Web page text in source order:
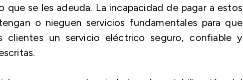
que se les adeuda. La incapacidad de pagar a estos
o nieguen servicios fundamentales para que
clientes un servicio eléctrico seguro, confiable y